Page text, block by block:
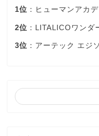
1位 ：ヒューマンアカ
2位 ：LITALICOワンダ
3位 ：アーテック エジ